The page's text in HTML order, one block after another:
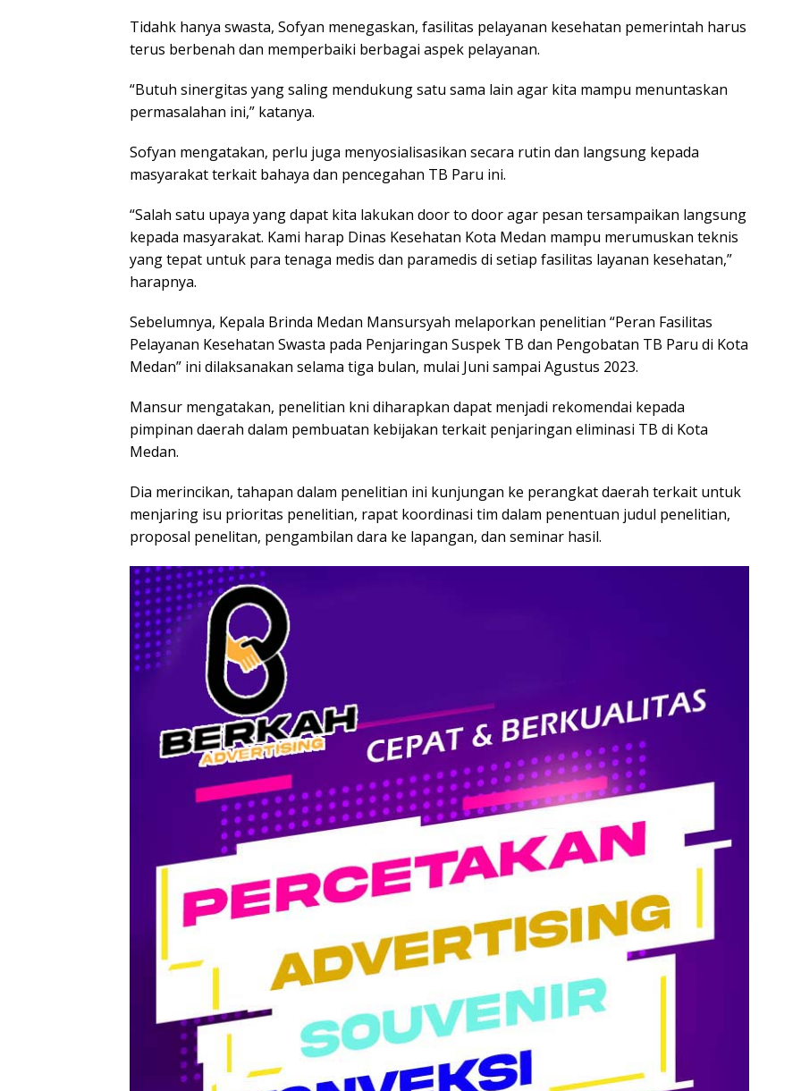
Tidahk hanya swasta, Sofyan menegaskan, fasilitas pelayanan kesehatan pemerintah harus
terus berbenah dan memperbaiki berbagai aspek pelayanan.
“Butuh sinergitas yang saling mendukung satu sama lain agar kita mampu menuntaskan
permasalahan ini,” katanya.
Sofyan mengatakan, perlu juga menyosialisasikan secara rutin dan langsung kepada
masyarakat terkait bahaya dan pencegahan TB Paru ini.
“Salah satu upaya yang dapat kita lakukan door to door agar pesan tersampaikan langsung
kepada masyarakat. Kami harap Dinas Kesehatan Kota Medan mampu merumuskan teknis
yang tepat untuk para tenaga medis dan paramedis di setiap fasilitas layanan kesehatan,”
harapnya.
Sebelumnya, Kepala Brinda Medan Mansursyah melaporkan penelitian “Peran Fasilitas
Pelayanan Kesehatan Swasta pada Penjaringan Suspek TB dan Pengobatan TB Paru di Kota
Medan” ini dilaksanakan selama tiga bulan, mulai Juni sampai Agustus 2023.
Mansur mengatakan, penelitian kni diharapkan dapat menjadi rekomendai kepada
pimpinan daerah dalam pembuatan kebijakan terkait penjaringan eliminasi TB di Kota
Medan.
Dia merincikan, tahapan dalam penelitian ini kunjungan ke perangkat daerah terkait untuk
menjaring isu prioritas penelitian, rapat koordinasi tim dalam penentuan judul penelitian,
proposal penelitan, pengambilan dara ke lapangan, dan seminar hasil.